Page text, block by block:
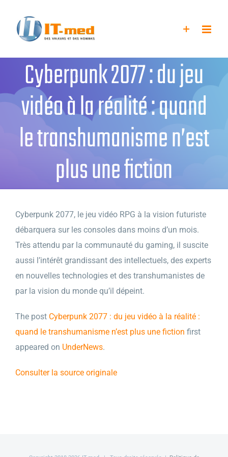
contenu
Cyberpunk 2077 : du jeu
vidéo à la réalité : quand
le transhumanisme n’est
plus une fiction
Cyberpunk 2077, le jeu vidéo RPG à la vision futuriste
débarquera sur les consoles dans moins d’un mois.
Très attendu par la communauté du gaming, il suscite
aussi l’intérêt grandissant des intellectuels, des experts
en nouvelles technologies et des transhumanistes de
par la vision du monde qu’il dépeint.
The post Cyberpunk 2077 : du jeu vidéo à la réalité :
quand le transhumanisme n’est plus une fiction first
appeared on UnderNews.
Consulter la source originale